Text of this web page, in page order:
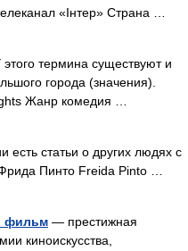
«Iнтер» Страна …
термина существуют и
города (значения).
Жанр комедия …
есть статьи о других людях с
Пинто Freida Pinto …
фильм — престижная
киноискусства,